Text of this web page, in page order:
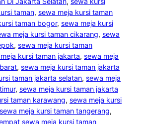
taman, sewa meja kursi taman
taman bogor, sewa meja kursi
meja kursi taman cikarang, sewa
, sewa meja kursi taman
kursi taman jakarta, sewa meja
, sewa meja kursi taman jakarta
taman jakarta selatan, sewa meja
, sewa meja kursi taman jakarta
taman karawang, sewa meja kursi
sewa meja kursi taman tangerang
sewa meja kursi taman